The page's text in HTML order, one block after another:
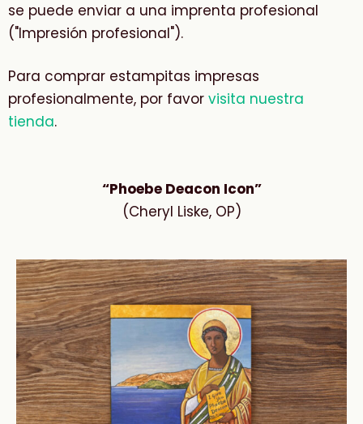
se puede enviar a una imprenta profesional
("Impresión profesional").
Para comprar estampitas impresas
profesionalmente, por favor visita nuestra
tienda.
“Phoebe Deacon Icon”
(Cheryl Liske, OP)